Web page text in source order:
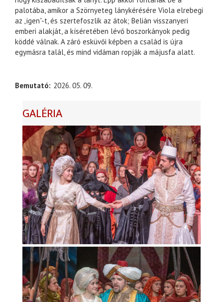
palotába, amikor a Szörnyeteg lánykérésére Viola elrebegi
az „igen”-t, és szertefoszlik az átok; Belián visszanyeri
emberi alakját, a kíséretében lévő boszorkányok pedig
köddé válnak. A záró esküvői képben a család is újra
egymásra talál, és mind vidáman ropják a májusfa alatt.
Bemutató 2026. 05. 09.
GALÉRIA